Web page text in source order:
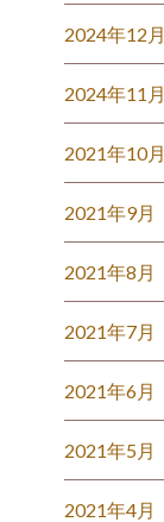
2024年12月
2024年11月
2021年10月
2021年9月
2021年8月
2021年7月
2021年6月
2021年5月
2021年4月